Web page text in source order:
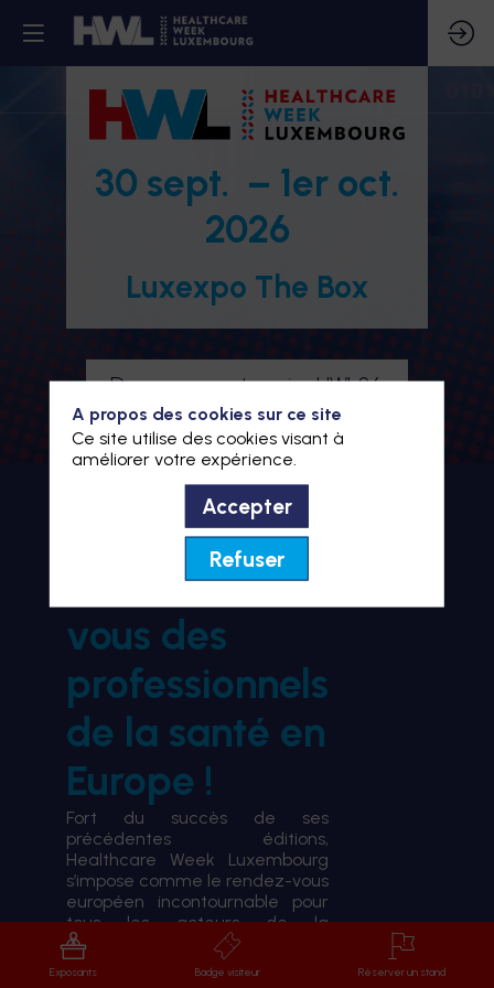
30 sept. – 1er oct.
2026
Luxexpo The Box
Devenez partenaire HWL26
Je m'inscris à HWL26
BIENVENUE À HWL26
le rendez-
vous des
professionnels
de la santé en
Europe !
Fort du succès de ses
précédentes éditions,
Healthcare Week Luxembourg
s’impose comme le rendez-vous
européen incontournable pour
tous les acteurs de la
transformation du système de
santé.
Exposants Badge visiteur Réserver un stand
A propos des cookies sur ce site
Ce site utilise des cookies visant à
améliorer votre expérience.
Accepter
Refuser